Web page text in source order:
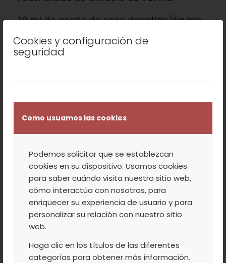
Cookies y configuración de
seguridad
Como usuamos las cookies
Podemos solicitar que se establezcan
cookies en su dispositivo. Usamos cookies
para saber cuándo visita nuestro sitio web,
cómo interactúa con nosotros, para
enriquecer su experiencia de usuario y para
personalizar su relación con nuestro sitio
web.
Haga clic en los títulos de las diferentes
categorías para obtener más información.
30 ml de aceite de coco derretido/líquido
100 ml de leche de coco enlatada/ en
conserva
115 g de picotas (cortadas sin hueso)
Preparación:
Precalentamos el horno a 180º
Mezclamos en un bol la harina, la
levadura en polvo, el azúcar glas y la
sal.
Añadimos la mantequilla y amasamos
con nuestras manos hasta conseguir
una textura como de miga.